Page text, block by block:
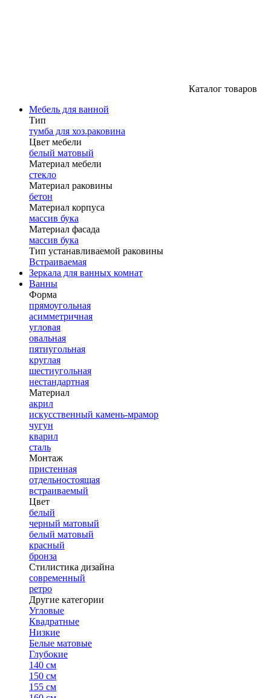
Каталог товаров
Мебель для ванной
Тип
тумба для хоз.раковина
Цвет мебели
белый матовый
Материал мебели
стекло
Материал раковины
бетон
Материал корпуса
массив бука
Материал фасада
массив бука
Тип устанавливаемой раковины
Встраиваемая
Зеркала для ванных комнат
Ванны
Форма
прямоугольная
асимметричная
угловая
овальная
пятиугольная
круглая
шестиугольная
нестандартная
Материал
акрил
искусственный камень-мрамор
чугун
кварил
сталь
Монтаж
пристенная
отдельностоящая
встраиваемый
Цвет
белый
черный матовый
белый матовый
красный
бронза
Стилистика дизайна
современный
ретро
Другие категории
Угловые
Квадратные
Низкие
Белые матовые
Глубокие
140 см
150 см
155 см